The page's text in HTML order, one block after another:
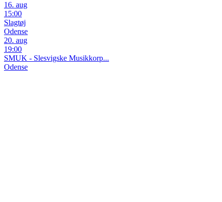
16. aug
15:00
Slagtøj
Odense
20. aug
19:00
SMUK - Slesvigske Musikkorp...
Odense